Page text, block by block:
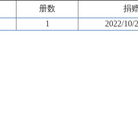
册数
捐
1 2022/10/